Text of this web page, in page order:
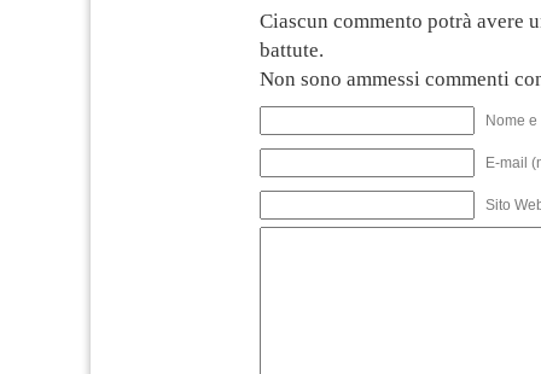
Ciascun commento potrà avere
battute.
Non sono ammessi commenti
Nome
E-mail
Sito